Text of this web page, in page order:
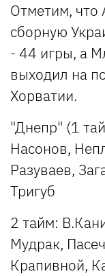
Отметим, что
сборную
- 44 игры, а
выходил на
Хорватии.
"Днепр" (1
Насонов,
Разуваев,
Тригуб
2 тайм:
Мудрак,
Крапивной,